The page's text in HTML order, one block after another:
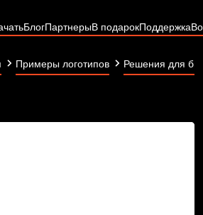
БлогПартнерыВ подарокПоддержка
Примеры логотипов Решения для